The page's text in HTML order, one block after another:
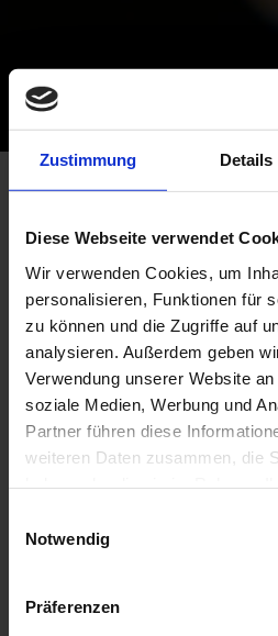
Zustimmung Details
Diese Webseite verwendet
Wir verwenden Cookies, um
personalisieren, Funktionen für
zu können und die Zugriffe auf
analysieren. Außerdem geben
Verwendung unserer Website
soziale Medien, Werbung und
Partner führen diese
weiteren Daten zusammen, die
Notwendig
Präferenzen
Hallenleuchten
Lichtbandsysteme
Feuchtraumleuchten
Arbeitsleuchten
Einbaustrahler
Modulare
Wand-Deckenleuchten
Schienenstrahler